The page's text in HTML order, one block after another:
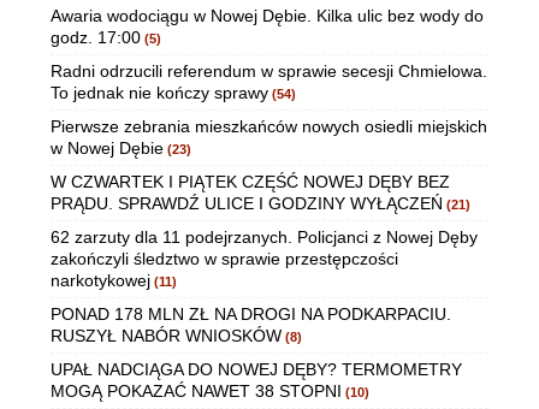
Awaria wodociągu w Nowej Dębie. Kilka ulic bez wody do
godz. 17:00 (5)
Radni odrzucili referendum w sprawie secesji Chmielowa.
To jednak nie kończy sprawy (54)
Pierwsze zebrania mieszkańców nowych osiedli miejskich
w Nowej Dębie (23)
W CZWARTEK I PIĄTEK CZĘŚĆ NOWEJ DĘBY BEZ
PRĄDU. SPRAWDŹ ULICE I GODZINY WYŁĄCZEŃ (21)
62 zarzuty dla 11 podejrzanych. Policjanci z Nowej Dęby
zakończyli śledztwo w sprawie przestępczości
narkotykowej (11)
PONAD 178 MLN ZŁ NA DROGI NA PODKARPACIU.
RUSZYŁ NABÓR WNIOSKÓW (8)
UPAŁ NADCIĄGA DO NOWEJ DĘBY? TERMOMETRY
MOGĄ POKAZAĆ NAWET 38 STOPNI (10)